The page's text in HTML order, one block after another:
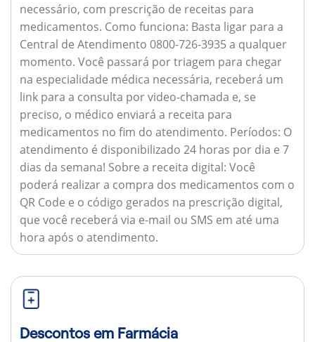
necessário, com prescrição de receitas para
medicamentos. Como funciona: Basta ligar para a
Central de Atendimento 0800-726-3935 a qualquer
momento. Você passará por triagem para chegar
na especialidade médica necessária, receberá um
link para a consulta por video-chamada e, se
preciso, o médico enviará a receita para
medicamentos no fim do atendimento. Períodos: O
atendimento é disponibilizado 24 horas por dia e 7
dias da semana! Sobre a receita digital: Você
poderá realizar a compra dos medicamentos com o
QR Code e o código gerados na prescrição digital,
que você receberá via e-mail ou SMS em até uma
hora após o atendimento.
Descontos em Farmácia